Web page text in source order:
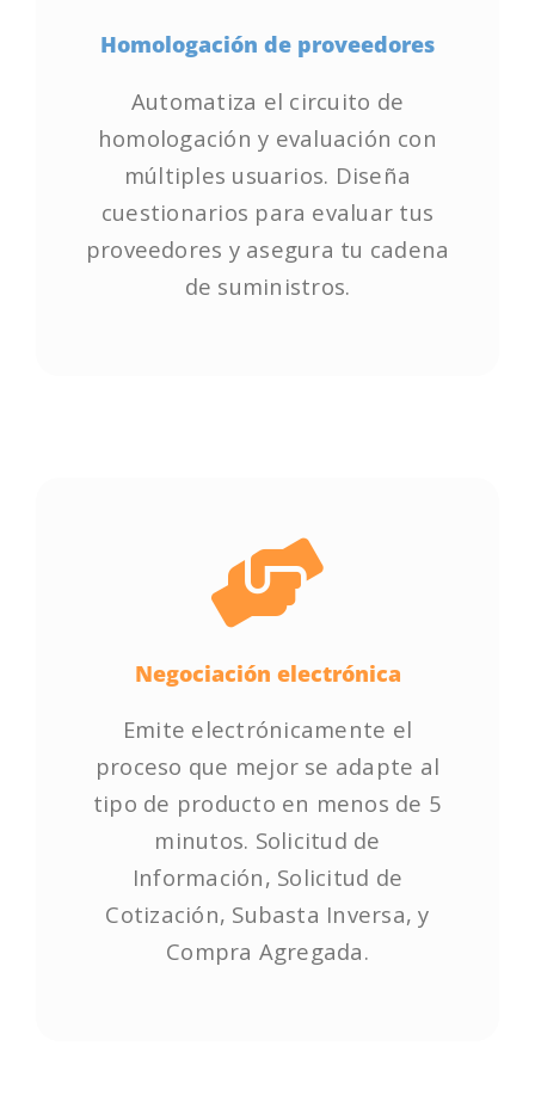
Homologación de proveedores
Automatiza el circuito de
homologación y evaluación con
múltiples usuarios. Diseña
cuestionarios para evaluar tus
proveedores y asegura tu cadena
de suministros.
Homologación de proveedores
Automatiza el circuito de
homologación y evaluación con
múltiples usuarios. Diseña
cuestionarios para evaluar tus
proveedores y asegura tu cadena
de suministros.
Negociación electrónica
Emite electrónicamente el
proceso que mejor se adapte al
tipo de producto en menos de 5
minutos. Solicitud de
Información, Solicitud de
Cotización, Subasta Inversa, y
Compra Agregada.
Negociación electrónica
Emite electrónicamente el
proceso que mejor se adapte al
tipo de producto en menos de 5
minutos. Solicitud de
Información, Solicitud de
Cotización, Subasta Inversa, y
Compra Agregada.